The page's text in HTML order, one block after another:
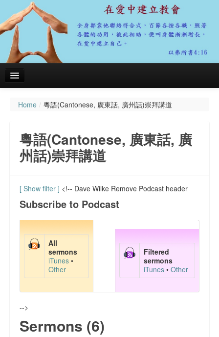
主頁
聚會資料
粵語(Cantonese, 廣東話, 廣州話)崇拜講道
會務報告
代禱事項
文章分享
FaceBook 網頁
聯絡我們
Home / 粵語(Cantonese, 廣東話, 廣州話)崇拜講道
粵語(Cantonese, 廣東話, 廣
州話)崇拜講道
[ Show filter ] <!-- Dave Wilke Remove Podcast header
Subscribe to Podcast
All
sermons
iTunes •
Other
Filtered
sermons
iTunes • Other
-->
Sermons (6)